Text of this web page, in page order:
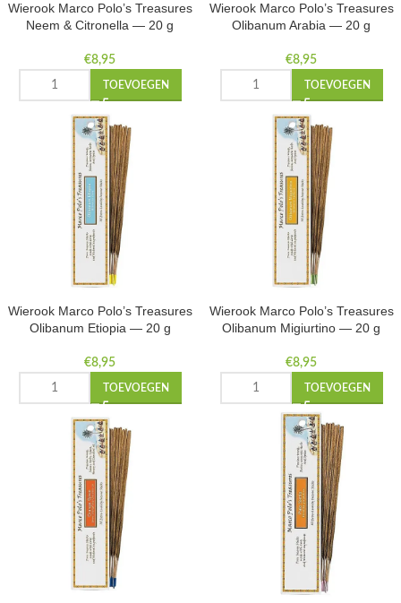
Wierook Marco Polo’s Treasures
Neem & Citronella — 20 g
€8,95
TOEVOEGEN
Wierook Marco Polo’s Treasures
Olibanum Arabia — 20 g
€8,95
TOEVOEGEN
Wierook Marco Polo’s Treasures
Olibanum Etiopia — 20 g
€8,95
TOEVOEGEN
Wierook Marco Polo’s Treasures
Olibanum Migiurtino — 20 g
€8,95
TOEVOEGEN